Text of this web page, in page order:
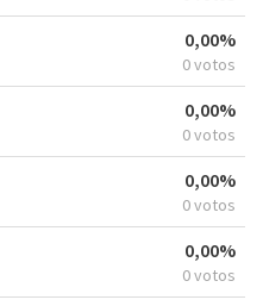
0,00%
0 votos
0,00%
0 votos
0,00%
0 votos
0,00%
0 votos